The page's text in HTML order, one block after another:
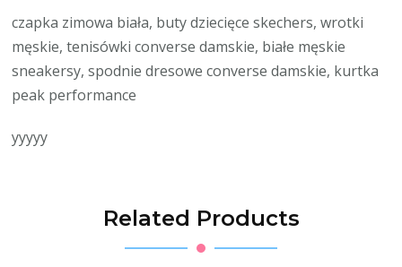
czapka zimowa biała, buty dziecięce skechers, wrotki
męskie, tenisówki converse damskie, białe męskie
sneakersy, spodnie dresowe converse damskie, kurtka
peak performance
yyyyy
Related Products